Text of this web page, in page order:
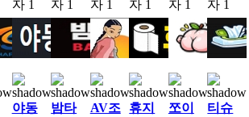
자 1 자 1 자 1 자 1 자 1 자 1
야동
밤타
AV조
휴지
쪼이
티슈